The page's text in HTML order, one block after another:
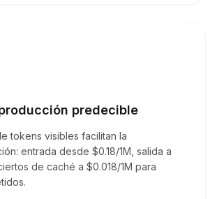
predecible
tokens visibles facilitan la
entrada desde $0.18/1M, salida a
de caché a $0.018/1M para